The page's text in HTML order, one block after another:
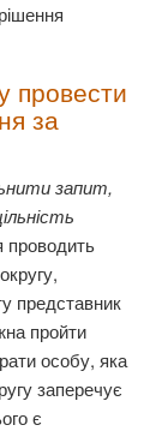
провести
за
запит,
проводить
представник
пройти
особу, яка
заперечує
є